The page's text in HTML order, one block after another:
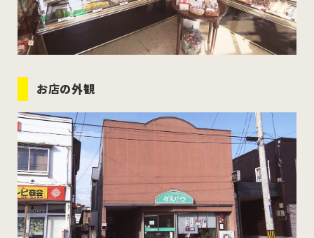
お店の外観